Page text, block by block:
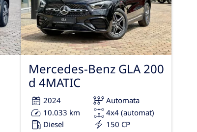
Mercedes-Benz GLA 200
d 4MATIC
2024
Automata
10.033 km
4x4 (automat)
Diesel
150 CP